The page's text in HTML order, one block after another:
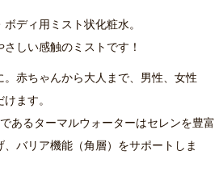
ディ用ミスト状化粧水。
しい感触のミストです！
赤ちゃんから大人まで、男性、女性
ます。
あるターマルウォーターはセレンを豊富
バリア機能（角層）をサポートしま